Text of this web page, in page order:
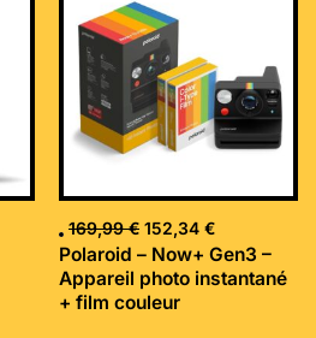
169,99€
initial
était :
169,99 €.
152,34 €
Polaroid – Now+ Gen3 –
Appareil photo instantané
+ film couleur